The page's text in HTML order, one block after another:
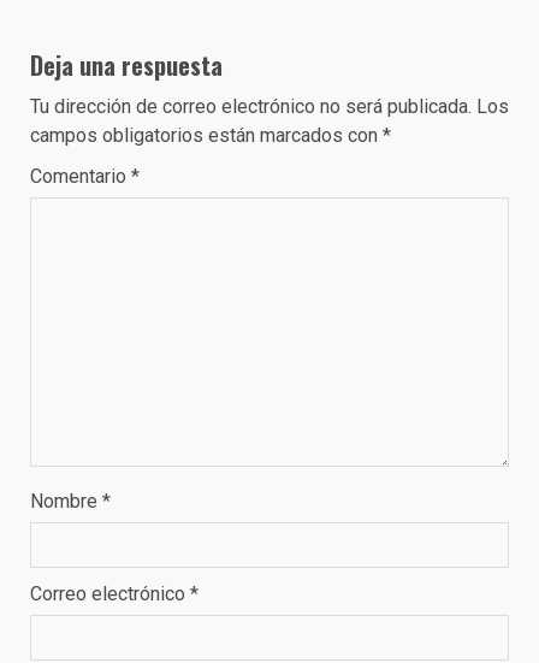
Deja una respuesta
Tu dirección de correo electrónico no será publicada. Los
campos obligatorios están marcados con *
Comentario *
Nombre *
Correo electrónico *